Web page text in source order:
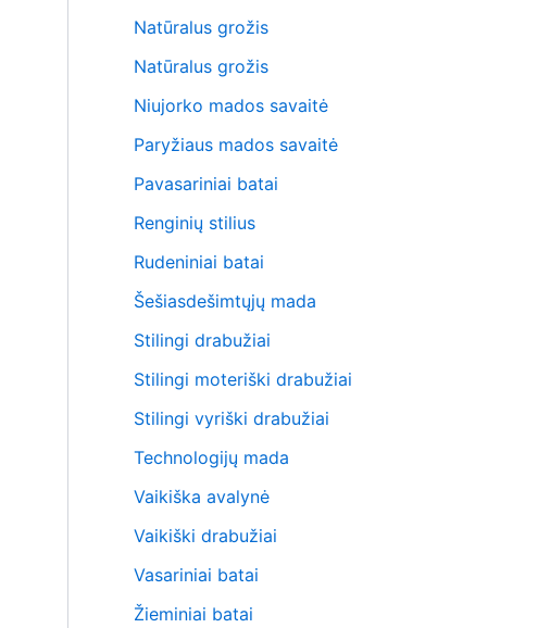
Natūralus grožis
Natūralus grožis
Niujorko mados savaitė
Paryžiaus mados savaitė
Pavasariniai batai
Renginių stilius
Rudeniniai batai
Šešiasdešimtųjų mada
Stilingi drabužiai
Stilingi moteriški drabužiai
Stilingi vyriški drabužiai
Technologijų mada
Vaikiška avalynė
Vaikiški drabužiai
Vasariniai batai
Žieminiai batai